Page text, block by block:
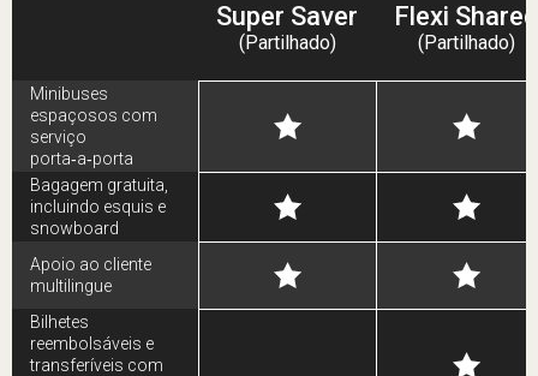
Super Saver
(Partilhado)
Flexi Shared
(Partilhado)
Minibuses
espaçosos com
serviço
porta‑a‑porta
Bagagem gratuita,
incluindo esquis e
snowboard
Apoio ao cliente
multilingue
Bilhetes
reembolsáveis e
transferíveis com